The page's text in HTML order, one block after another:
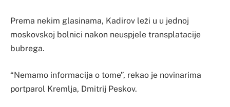
Prema nekim glasinama, Kadirov leži u u jednoj
moskovskoj bolnici nakon neuspjele transplatacije
bubrega.
“Nemamo informacija o tome”, rekao je novinarima
portparol Kremlja, Dmitrij Peskov.